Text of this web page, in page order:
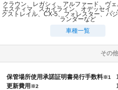
クラウン、レガシィ、アルファード、ヴェ
エスティマ、スカイライン、オデッセイ
クストレイル、CX-5、フォレスター、パ
ランダーなど
車種一覧
その
保管場所使用承諾証明書発行手数料※1
更新費用※2